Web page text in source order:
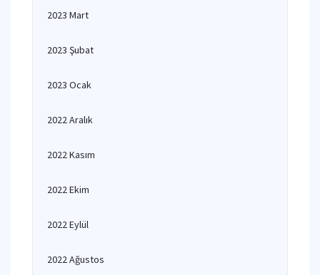
2023 Mart
2023 Şubat
2023 Ocak
2022 Aralık
2022 Kasım
2022 Ekim
2022 Eylül
2022 Ağustos